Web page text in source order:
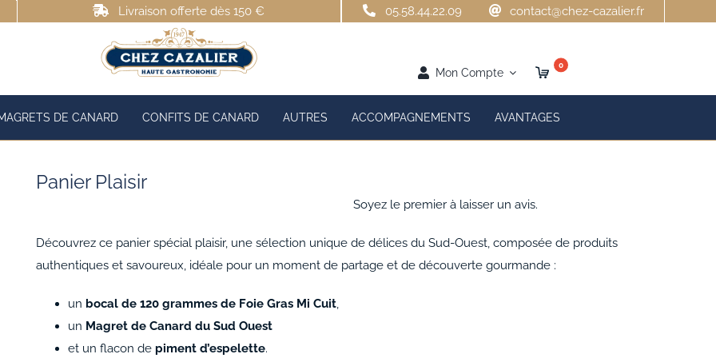
Livraison offerte dès 150 € 05.58.44.22.09 contact@chez-cazalier.fr
Mon Compte
0
DE CANARD CONFITS DE CANARD AUTRES ACCOMPAGNEMENTS AVANTAGES
Panier Plaisir
Soyez le premier à laisser un avis.
Découvrez ce panier spécial plaisir, une sélection unique de délices du Sud-Ouest, composée de produits
authentiques et savoureux, idéale pour un moment de partage et de découverte gourmande :
un bocal de 120 grammes de Foie Gras Mi Cuit,
un Magret de Canard du Sud Ouest
et un flacon de piment d’espelette.